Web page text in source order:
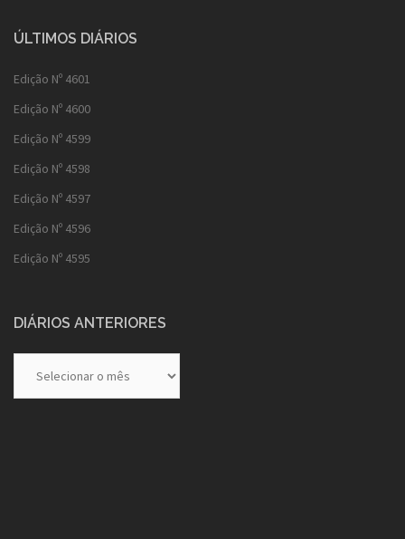
ÚLTIMOS DIÁRIOS
Edição Nº 4601
Edição Nº 4600
Edição Nº 4599
Edição Nº 4598
Edição Nº 4597
Edição Nº 4596
Edição Nº 4595
DIÁRIOS ANTERIORES
Anteriores